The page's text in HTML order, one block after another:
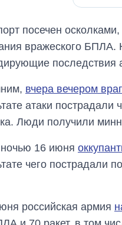
посечен
вражеского БПЛА.
последствия
вчера вечером
атаки
Люди получили
16 июня
чего пострадали
российская армия